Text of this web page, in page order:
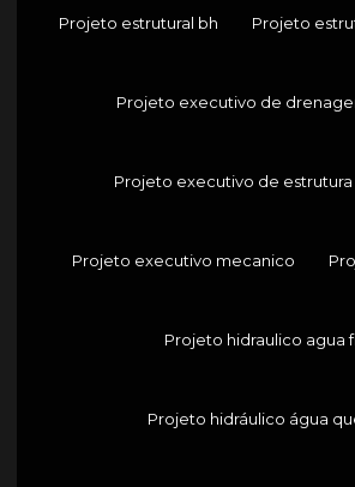
Projeto estrutural bh Projeto
Projeto executivo de
Projeto executivo de
Projeto executivo mecanico
Projeto hidraulico agua
Projeto hidráulico água